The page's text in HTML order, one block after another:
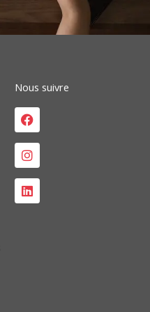
a
g
r
Nous suivre
Facebook
Instagram
Linkedin